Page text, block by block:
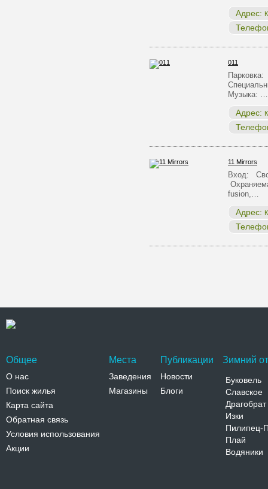
Адрес:
011
Музыка: …
Адрес:
11 Mirrors
Вход:
fusion,…
Адрес:
Общее
О нас
Поиск жилья
Карта сайта
Обратная связь
Условия использования
Акции
Места
Заведения
Магазины
Публикации
Новости
Блоги
Зимний
Буковель
Славское
Драгобрат
Изки
Пилипец-
Плай
Водяники